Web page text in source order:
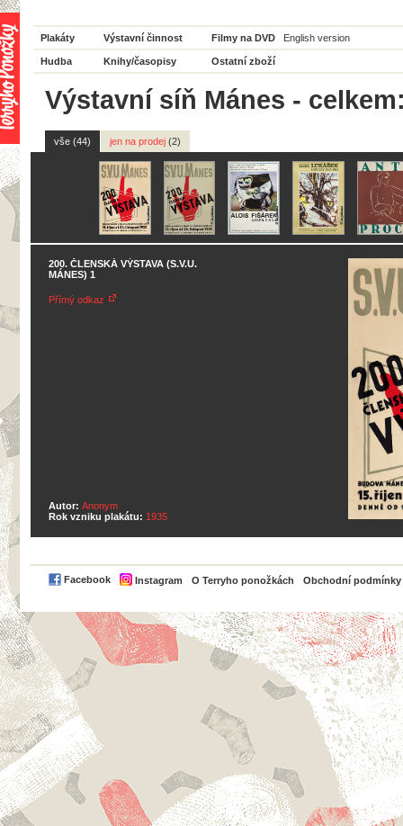
Plakáty Výstavní činnost Filmy na DVD English version
Hudba Knihy/časopisy Ostatní zboží
Výstavní síň Mánes -
vše (44) jen na prodej (2)
200. ČLENSKÁ VÝSTAVA (S.V.U.
MÁNES) 1
Přímý odkaz
Autor: Anonym
Rok vzniku plakátu: 1935
Facebook Instagram O Terryho ponožkách Obchodní podmínky
PayPal